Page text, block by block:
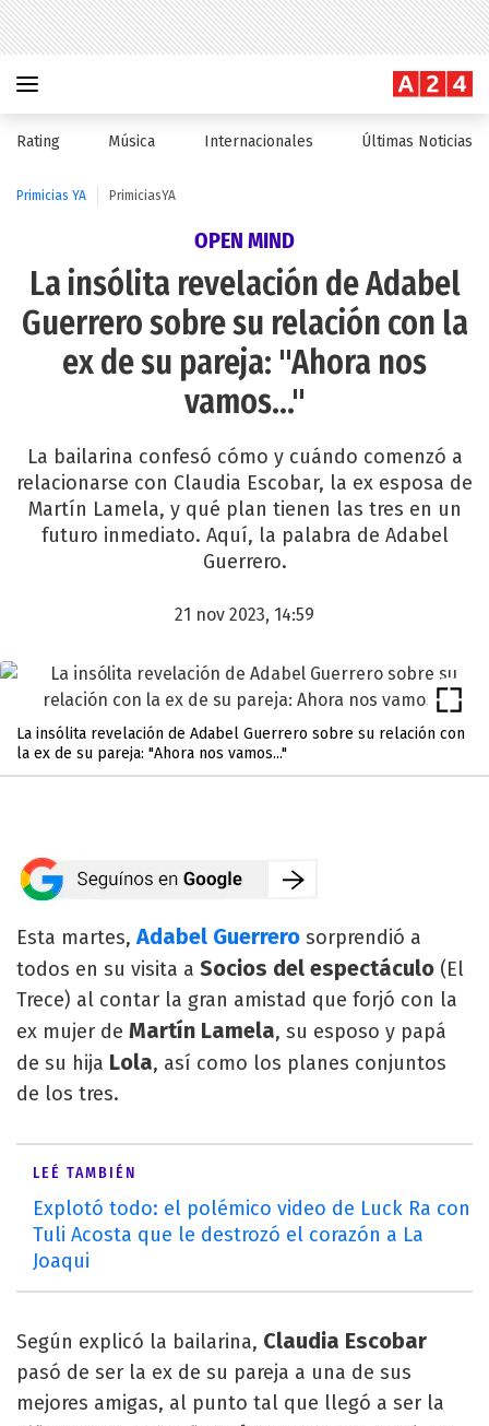
Rating Música Internacionales Últimas Noticias
Primicias YA PrimiciasYA
OPEN MIND
La insólita revelación de Adabel
Guerrero sobre su relación con la
ex de su pareja: "Ahora nos
vamos..."
La bailarina confesó cómo y cuándo comenzó a
relacionarse con Claudia Escobar, la ex esposa de
Martín Lamela, y qué plan tienen las tres en un
futuro inmediato. Aquí, la palabra de Adabel
Guerrero.
21 nov 2023, 14:59
La insólita revelación de Adabel Guerrero sobre su relación con
la ex de su pareja: "Ahora nos vamos..."
Esta martes,Adabel Guerrero sorprendió a
todos en su visita a Socios del espectáculo (El
Trece) al contar la gran amistad que forjó con la
ex mujer de Martín Lamela, su esposo y papá
de su hija Lola, así como los planes conjuntos
de los tres.
LEÉ TAMBIÉN
Explotó todo: el polémico video de Luck Ra con
Tuli Acosta que le destrozó el corazón a La
Joaqui
Según explicó la bailarina, Claudia Escobar
pasó de ser la ex de su pareja a una de sus
mejores amigas, al punto tal que llegó a ser la